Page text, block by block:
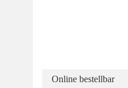
Online bestellbar